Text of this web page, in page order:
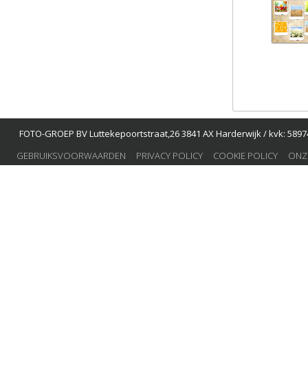
FOTO-GROEP BV Luttekepoortstraat,26 3841 AX Harderwijk / kvk:
GEBRUIKSVOORWAARDEN
PRIVACY POLICY COOKIE POLICY